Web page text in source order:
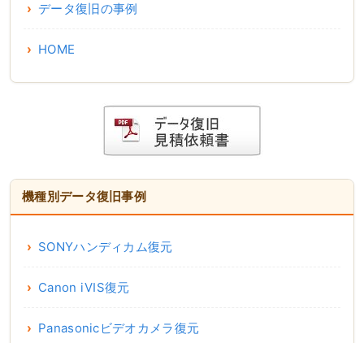
データ復旧の事例
HOME
機種別データ復旧事例
SONYハンディカム復元
Canon iVIS復元
Panasonicビデオカメラ復元